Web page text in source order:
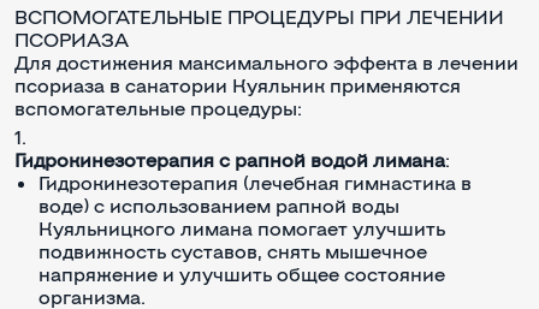
ВСПОМОГАТЕЛЬНЫЕ ПРОЦЕДУРЫ ПРИ ЛЕЧЕНИИ
ПСОРИАЗА
Для достижения максимального эффекта в лечении
псориаза в санатории Куяльник применяются
вспомогательные процедуры:
Гидрокинезотерапия с рапной водой лимана:
Гидрокинезотерапия (лечебная гимнастика в
воде) с использованием рапной воды
Куяльницкого лимана помогает улучшить
подвижность суставов, снять мышечное
напряжение и улучшить общее состояние
организма.